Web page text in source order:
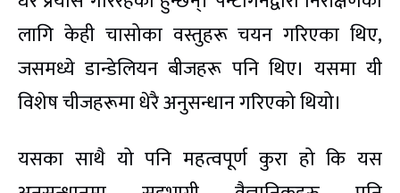
लागि केही चासोका वस्तुहरू चयन गरिएका थिए,
जसमध्ये डान्डेलियन बीजहरू पनि थिए। यसमा यी
विशेष चीजहरूमा धेरै अनुसन्धान गरिएको थियो।
यसका साथै यो पनि महत्वपूर्ण कुरा हो कि यस